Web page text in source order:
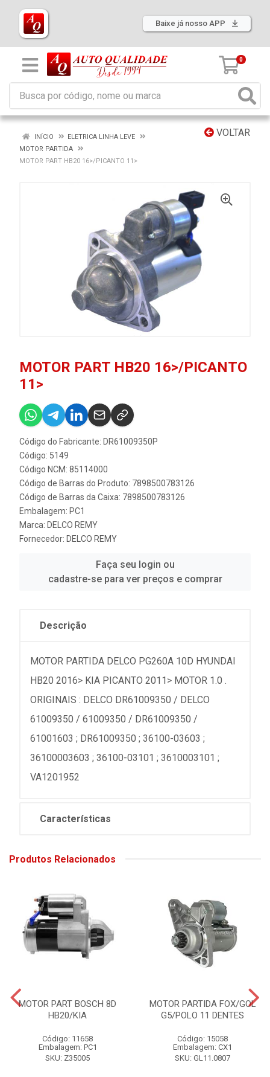
Baixe já nosso APP
0
VOLTAR
INÍCIO
ELETRICA LINHA LEVE
MOTOR PARTIDA
MOTOR PART HB20 16>/PICANTO 11>
MOTOR PART HB20 16>/PICANTO
11>
Código do Fabricante: DR61009350P
Código: 5149
Código NCM: 85114000
Código de Barras do Produto: 7898500783126
Código de Barras da Caixa: 7898500783126
Embalagem: PC1
Marca: DELCO REMY
Fornecedor: DELCO REMY
Faça seu login ou
cadastre-se para ver preços e comprar
Descrição
MOTOR PARTIDA DELCO PG260A 10D HYUNDAI
HB20 2016> KIA PICANTO 2011> MOTOR 1.0 .
ORIGINAIS : DELCO DR61009350 / DELCO
61009350 / 61009350 / DR61009350 /
61001603 ; DR61009350 ; 36100-03603 ;
36100003603 ; 36100-03101 ; 3610003101 ;
VA1201952
Características
Produtos Relacionados
MOTOR PART BOSCH 8D
HB20/KIA
Código: 11658
Embalagem: PC1
SKU: Z35005
MOTOR PARTIDA FOX/GOL
G5/POLO 11 DENTES
Código: 15058
Embalagem: CX1
SKU: GL11.0807